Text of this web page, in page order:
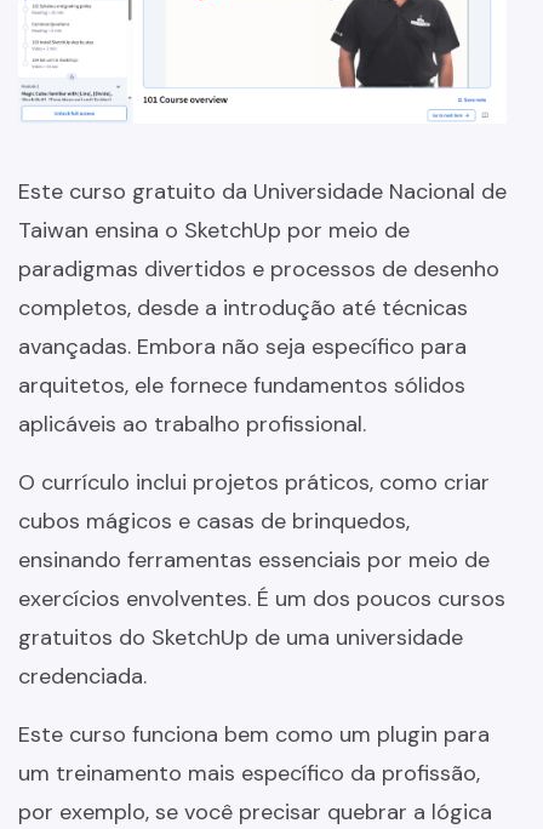
Este curso gratuito da Universidade Nacional de
Taiwan ensina o SketchUp por meio de
paradigmas divertidos e processos de desenho
completos, desde a introdução até técnicas
avançadas. Embora não seja específico para
arquitetos, ele fornece fundamentos sólidos
aplicáveis ao trabalho profissional.
O currículo inclui projetos práticos, como criar
cubos mágicos e casas de brinquedos,
ensinando ferramentas essenciais por meio de
exercícios envolventes. É um dos poucos cursos
gratuitos do SketchUp de uma universidade
credenciada.
Este curso funciona bem como um plugin para
um treinamento mais específico da profissão,
por exemplo, se você precisar quebrar a lógica